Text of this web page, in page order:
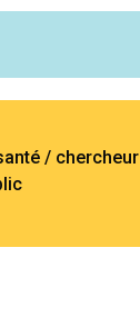
/ chercheur